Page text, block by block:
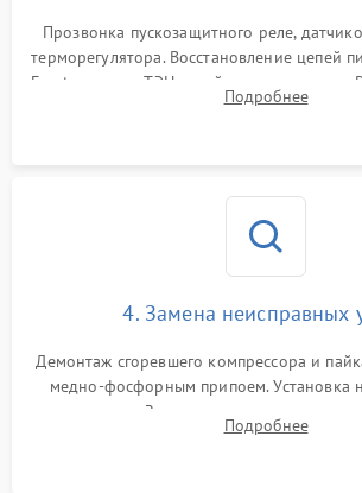
Прозвонка пускозащитного реле,
терморегулятора. Восстановление цепей
Frost, включая ТЭН оттайки и вентилятор.
платы управления при сбоях
Подробнее
4. Замена неисправных
Демонтаж сгоревшего компрессора и
медно-фосфорным припоем. Установка
осушителя. Замена изношенных
сломанных заслонок или поврежденных
Подробнее